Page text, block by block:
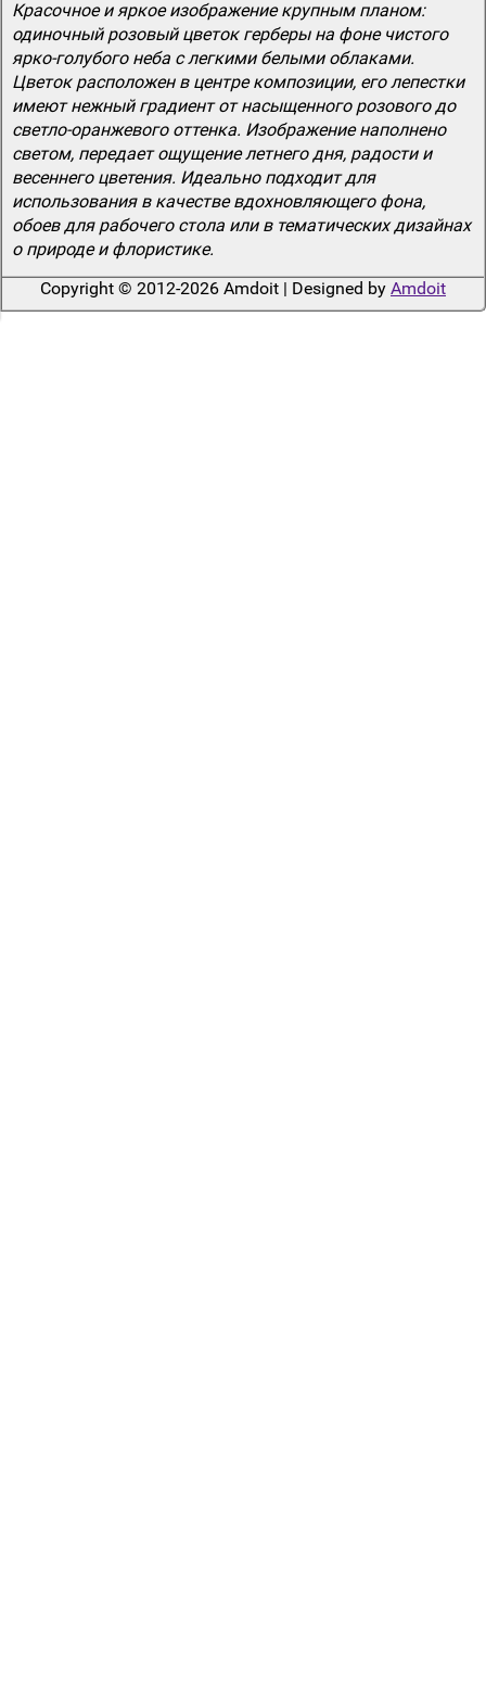
Красочное и яркое изображение крупным планом:
одиночный розовый цветок герберы на фоне чистого
ярко-голубого неба с легкими белыми облаками.
Цветок расположен в центре композиции, его лепестки
имеют нежный градиент от насыщенного розового до
светло-оранжевого оттенка. Изображение наполнено
светом, передает ощущение летнего дня, радости и
весеннего цветения. Идеально подходит для
использования в качестве вдохновляющего фона,
обоев для рабочего стола или в тематических дизайнах
о природе и флористике.
Copyright © 2012-2026 Amdoit | Designed by Amdoit